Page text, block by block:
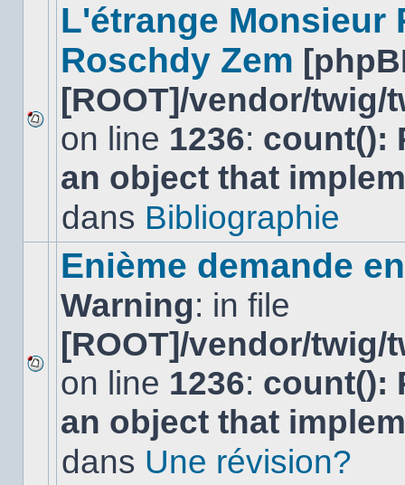
Aucun
nouveau
message
non-
dans
L'étrange Monsieur
Roschdy Zem
[ROOT]/vendor/
on line 1236: count():
an object that
dans Bibliographie
Aucun
nouveau
message
non-
dans
Enième demande
Warning: in file
[ROOT]/vendor/
on line 1236: count():
an object that
dans Une révision?